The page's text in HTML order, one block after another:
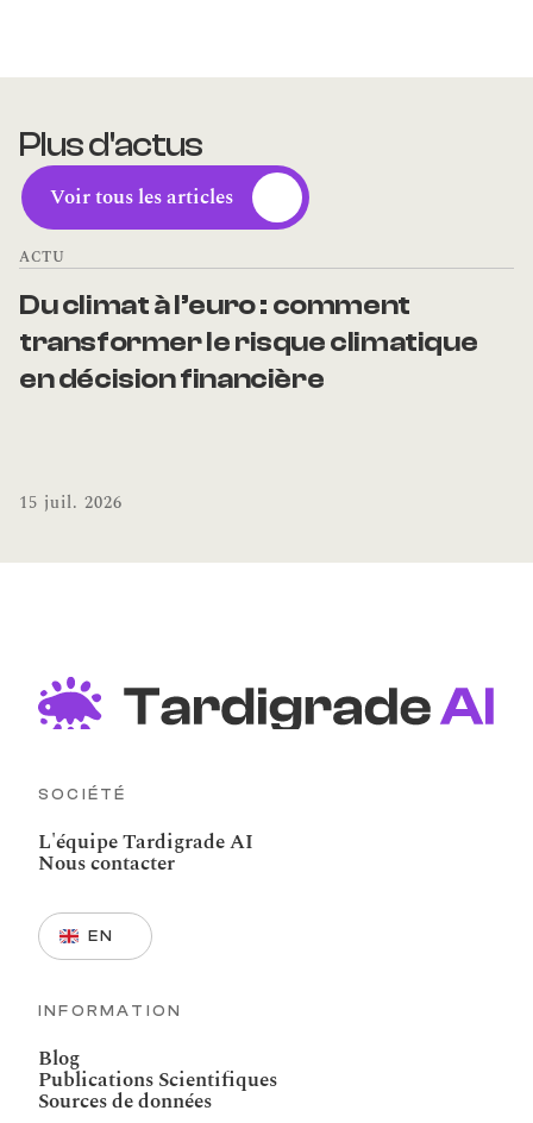
Plus d'actus
Voir tous les articles
ACTU
Du climat à l’euro : comment
transformer le risque climatique
en décision financière
15 juil. 2026
SOCIÉTÉ
L'équipe Tardigrade AI
Nous contacter
Select Language
EN
INFORMATION
Blog
Publications Scientifiques
Sources de données